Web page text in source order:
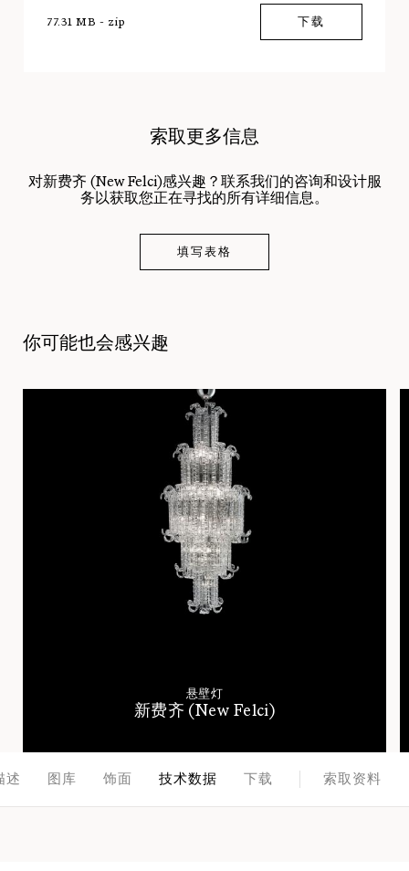
77.31 MB - zip 下载
索取更多信息
对新费齐 (New Felci)感兴趣？联系我们的咨询和设计服
务以获取您正在寻找的所有详细信息。
填写表格
你可能也会感兴趣
悬壁灯
新费齐 (New Felci)
述 图库 饰面 技术数据 下载 索取资料